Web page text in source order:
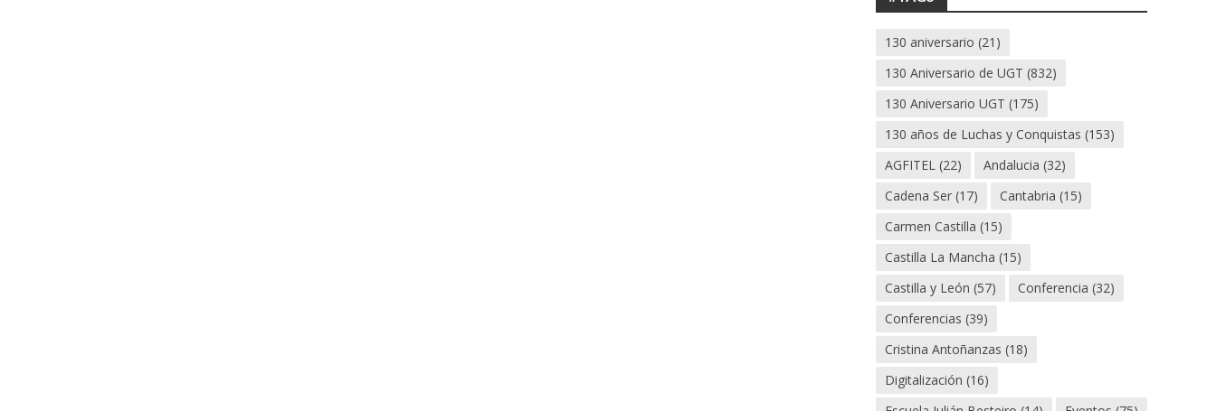
130 aniversario (21)
130 Aniversario de UGT (832)
130 Aniversario UGT (175)
130 años de Luchas y Conquistas (153)
AGFITEL (22) Andalucia (32)
Cadena Ser (17) Cantabria (15)
Carmen Castilla (15)
Castilla La Mancha (15)
Castilla y León (57) Conferencia (32)
Conferencias (39)
Cristina Antoñanzas (18)
Digitalización (16)